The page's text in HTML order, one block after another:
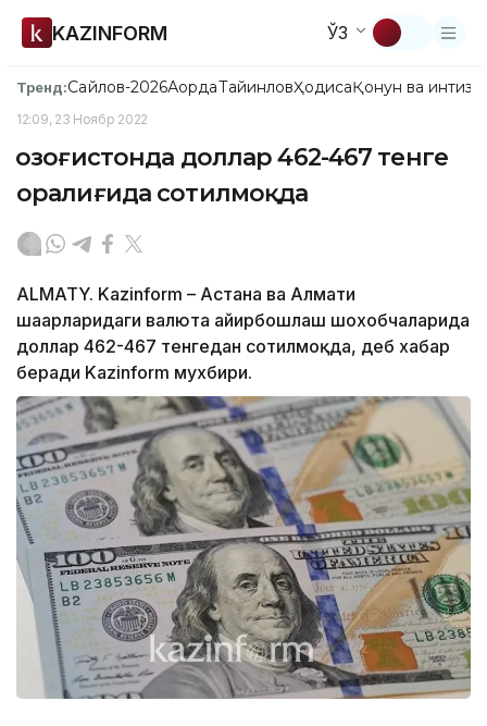
KAZINFORM ЎЗ
Тренд:Сайлов-2026АқордаТайинловҲодисаҚонун ва
12:09, 23 Ноябр 2022
Қозоғистонда доллар 462-467 тенге
оралиғида сотилмоқда
ALMATY. Kazinform – Астана ва Алмати
шаҳарларидаги валюта айирбошлаш шохобчаларида
доллар 462-467 тенгедан сотилмоқда, деб хабар
беради Kazinform мухбири.